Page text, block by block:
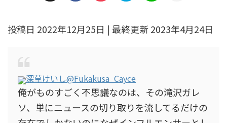
投稿日 2022年12月25日 | 最終更新 2023年4月24日
深草けいし@Fukakusa_Cayce
俺がものすごく不思議なのは、その滝沢ガレ
ソ、単にニュースの切り取りを流してるだけの